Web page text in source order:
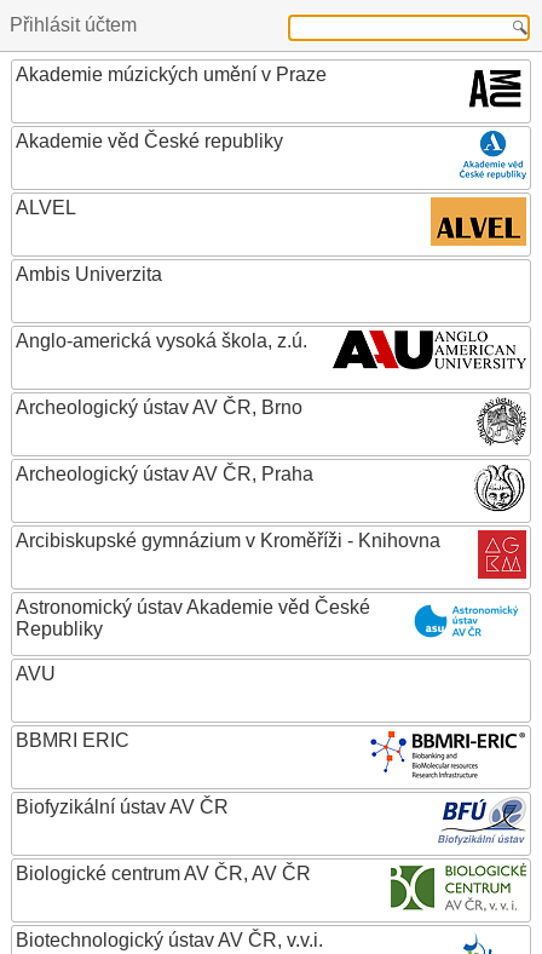
Přihlásit účtem
Akademie múzických umění v Praze
Akademie věd České republiky
ALVEL
Ambis Univerzita
Anglo-americká vysoká škola, z.ú.
Archeologický ústav AV ČR, Brno
Archeologický ústav AV ČR, Praha
Arcibiskupské gymnázium v Kroměříži - Knihovna
Astronomický ústav Akademie věd České
Republiky
AVU
BBMRI ERIC
Biofyzikální ústav AV ČR
Biologické centrum AV ČR, AV ČR
Biotechnologický ústav AV ČR, v.v.i.